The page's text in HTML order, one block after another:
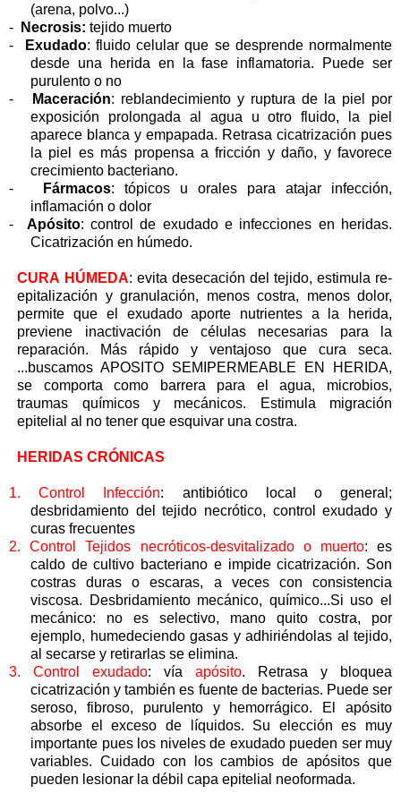
(arena, polvo...)
-
Necrosis: tejido muerto
-
Exudado: fluido celular que se desprende normalmente
desde una herida en la fase inflamatoria. Puede ser
purulento o no
-
Maceración: reblandecimiento y ruptura de la piel por
exposición prolongada al agua u otro fluido, la piel
aparece blanca y empapada. Retrasa cicatrización pues
la piel es más propensa a fricción y daño, y favorece
crecimiento bacteriano.
-
Fármacos: tópicos u orales para atajar infección,
inflamación o dolor
- Apósito: control de exudado e infecciones en heridas.
Cicatrización en húmedo.
CURA HÚMEDA: evita desecación del tejido, estimula re-
epitalización y granulación, menos costra, menos dolor,
permite que el exudado aporte nutrientes a la herida,
previene inactivación de células necesarias para la
reparación. Más rápido y ventajoso que cura seca.
...buscamos APOSITO SEMIPERMEABLE EN HERIDA,
se comporta como barrera para el agua, microbios,
traumas químicos y mecánicos. Estimula migración
epitelial al no tener que esquivar una costra.
HERIDAS CRÓNICAS
1.Control Infección: antibiótico local o general;
desbridamiento del tejido necrótico, control exudado y
curas frecuentes
2.Control Tejidos necróticos-desvitalizado o muerto: es
caldo de cultivo bacteriano e impide cicatrización. Son
costras duras o escaras, a veces con consistencia
viscosa. Desbridamiento mecánico, químico...Si uso el
mecánico: no es selectivo, mano quito costra, por
ejemplo, humedeciendo gasas y adhiriéndolas al tejido,
al secarse y retirarlas se elimina.
3. Control exudado: vía apósito. Retrasa y bloquea
cicatrización y también es fuente de bacterias. Puede ser
seroso, fibroso, purulento y hemorrágico. El apósito
absorbe el exceso de líquidos. Su elección es muy
importante pues los niveles de exudado pueden ser muy
variables. Cuidado con los cambios de apósitos que
pueden lesionar la débil capa epitelial neoformada.